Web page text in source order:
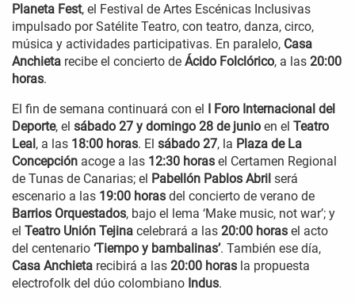
Planeta Fest, el Festival de Artes Escénicas Inclusivas
impulsado por Satélite Teatro, con teatro, danza, circo,
música y actividades participativas. En paralelo, Casa
Anchieta recibe el concierto de Ácido Folclórico, a las 20:00
horas.
El fin de semana continuará con el
I Foro Internacional del
Deporte, el sábado 27 y domingo 28 de junio en el Teatro
Leal , a las 18:00 horas. El sábado 27, la Plaza de La
Concepción acoge a las 12:30 horas el Certamen Regional
de Tunas de Canarias; el Pabellón Pablos Abril será
escenario a las 19:00 horas del concierto de verano de
Barrios Orquestados, bajo el lema ‘Make music, not war’; y
el Teatro Unión Tejina celebrará a las 20:00 horas el acto
del centenario ‘Tiempo y bambalinas’. También ese día,
Casa Anchieta recibirá a las 20:00 horas la propuesta
electrofolk del dúo colombiano Indus.